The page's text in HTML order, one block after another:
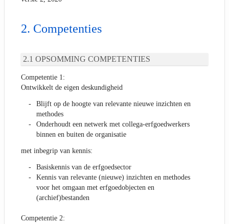
Competenties
OPSOMMING COMPETENTIES
Competentie 1:
Ontwikkelt de eigen deskundigheid
Blijft op de hoogte van relevante nieuwe inzichten en
methodes
Onderhoudt een netwerk met collega-erfgoedwerkers
binnen en buiten de organisatie
met inbegrip van kennis:
Basiskennis van de erfgoedsector
Kennis van relevante (nieuwe) inzichten en methodes
voor het omgaan met erfgoedobjecten en
(archief)bestanden
Competentie 2: